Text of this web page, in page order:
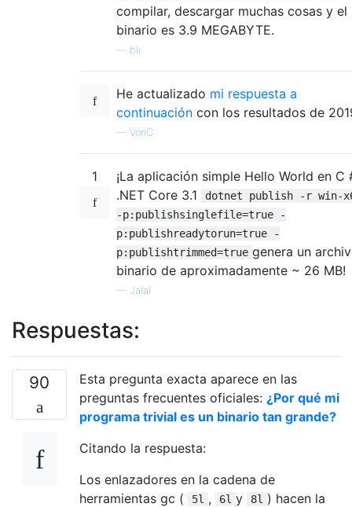
compilar, descargar muchas cosas y el
binario es 3.9 MEGABYTE.
bli
He actualizado mi respuesta a
continuación con los resultados de
— VonC
1
¡La aplicación simple Hello World en C
.NET Core 3.1
dotnet publish -r win-
-p:publishsinglefile=true -
p:publishreadytorun=true -
p:publishtrimmed=true genera un
binario de aproximadamente ~ 26 MB!
— Jalal
Respuestas:
90
Esta pregunta exacta aparece en las
preguntas frecuentes oficiales: ¿Por qué mi
programa trivial es un binario tan grande?
Citando la respuesta:
Los enlazadores en la cadena de
herramientas gc (
5l , 6l y 8l ) hacen la